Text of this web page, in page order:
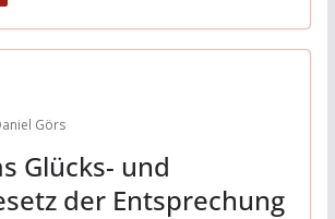
Görs
Glücks- und
der Entsprechung